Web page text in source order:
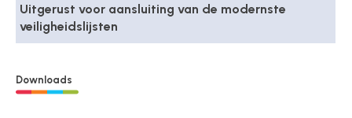
Uitgerust voor aansluiting van de modernste
veiligheidslijsten
Downloads